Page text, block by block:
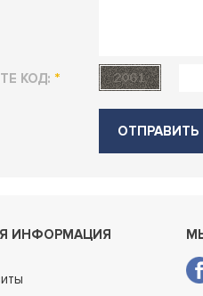
КОД: *
ОТПРАВИТЬ
ИНФОРМАЦИЯ